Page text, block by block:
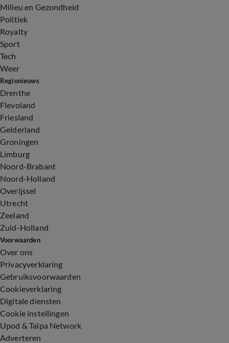
Milieu en Gezondheid
Politiek
Royalty
Sport
Tech
Weer
Regionieuws
Drenthe
Flevoland
Friesland
Gelderland
Groningen
Limburg
Noord-Brabant
Noord-Holland
Overijssel
Utrecht
Zeeland
Zuid-Holland
Voorwaarden
Over ons
Privacyverklaring
Gebruiksvoorwaarden
Cookieverklaring
Digitale diensten
Cookie instellingen
Upod & Talpa Network
Adverteren